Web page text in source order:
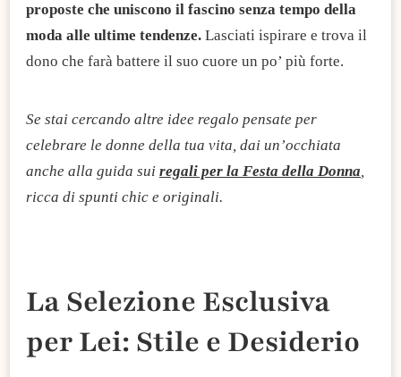
proposte che uniscono il fascino senza tempo della
moda alle ultime tendenze. Lasciati ispirare e trova il
dono che farà battere il suo cuore un po’ più forte.
Se stai cercando altre idee regalo pensate per
celebrare le donne della tua vita, dai un’occhiata
anche alla guida sui regali per la Festa della Donna,
ricca di spunti chic e originali.
La Selezione Esclusiva
per Lei: Stile e Desiderio